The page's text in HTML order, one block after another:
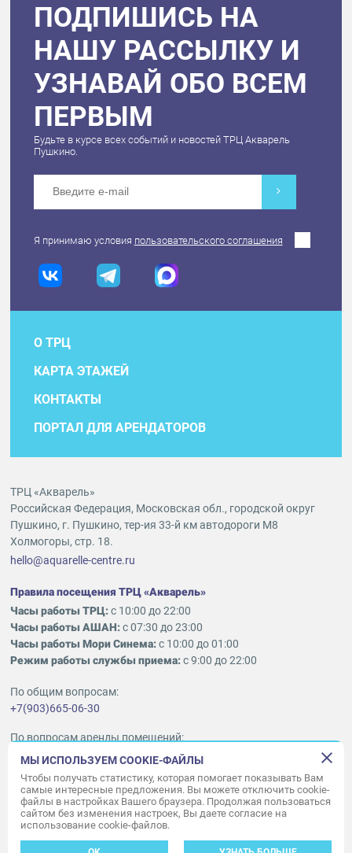
ПОДПИШИСЬ НА
НАШУ РАССЫЛКУ И
УЗНАВАЙ ОБО ВСЕМ
ПЕРВЫМ
Будьте в курсе всех событий и новостей ТРЦ Акварель
Пушкино.
Я принимаю условия пользовательского соглашения
О ТРЦ
КАРТА ЭТАЖЕЙ
КОНТАКТЫ
ПОРТАЛ ДЛЯ АРЕНДАТОРОВ
ТРЦ «Акварель»
Российская Федерация, Московская обл., городской округ
Пушкино, г. Пушкино, тер-ия 33-й км автодороги М8
Холмогоры, стр. 18.
hello@aquarelle-centre.ru
Правила посещения ТРЦ «Акварель»
Часы работы ТРЦ:с 10:00 до 22:00
Часы работы АШАН:с 07:30 до 23:00
Часы работы Мори Синема:с 10:00 до 01:00
Режим работы службы приема:с 9:00 до 22:00
По общим вопросам:
+7(903)665-06-30
По вопросам аренды помещений:
ukleykina@nhood.com
+7(903)665-98-78
© ООО «Акварель» 2010–2026.
Все права защищены
Создание сайта —
МЫ ИСПОЛЬЗУЕМ COOKIE-ФАЙЛЫ
Чтобы получать статистику, которая помогает показывать Вам
самые интересные предложения. Вы можете отключить cookie-
файлы в настройках Вашего браузера. Продолжая пользоваться
сайтом без изменения настроек, Вы даете согласие на
использование cookie-файлов.